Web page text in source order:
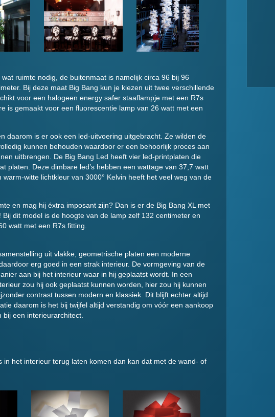
ruimte nodig, de buitenmaat is namelijk circa 96 bij 96
Bij deze maat Big Bang kun je kiezen uit twee verschillende
voor een halogeen energy safer staaflampje met een R7s
is gemaakt voor een fluorescentie lamp van 26 watt met een
daarom is er ook een led-uitvoering uitgebracht. Ze wilden de
kunnen behouden waardoor er een behoorlijk proces aan
uitbrengen. De Big Bang Led heeft vier led-printplaten die
platen. Deze dimbare led’s hebben een wattage van 37,7 watt
witte lichtkleur van 3000° Kelvin heeft het veel weg van de
en mag hij éxtra imposant zijn? Dan is er de Big Bang XL met
dit model is de hoogte van de lamp zelf 132 centimeter en
watt met een R7s fitting.
uit vlakke, geometrische platen een moderne
erg goed in een strak interieur. De vormgeving van de
aan bij het interieur waar in hij geplaatst wordt. In een
zou hij ook geplaatst kunnen worden, hier zou hij kunnen
contrast tussen modern en klassiek. Dit blijft echter altijd
daarom is het bij twijfel altijd verstandig om vóór een aankoop
bij een interieurarchitect.
in het interieur terug laten komen dan kan dat met de wand- of